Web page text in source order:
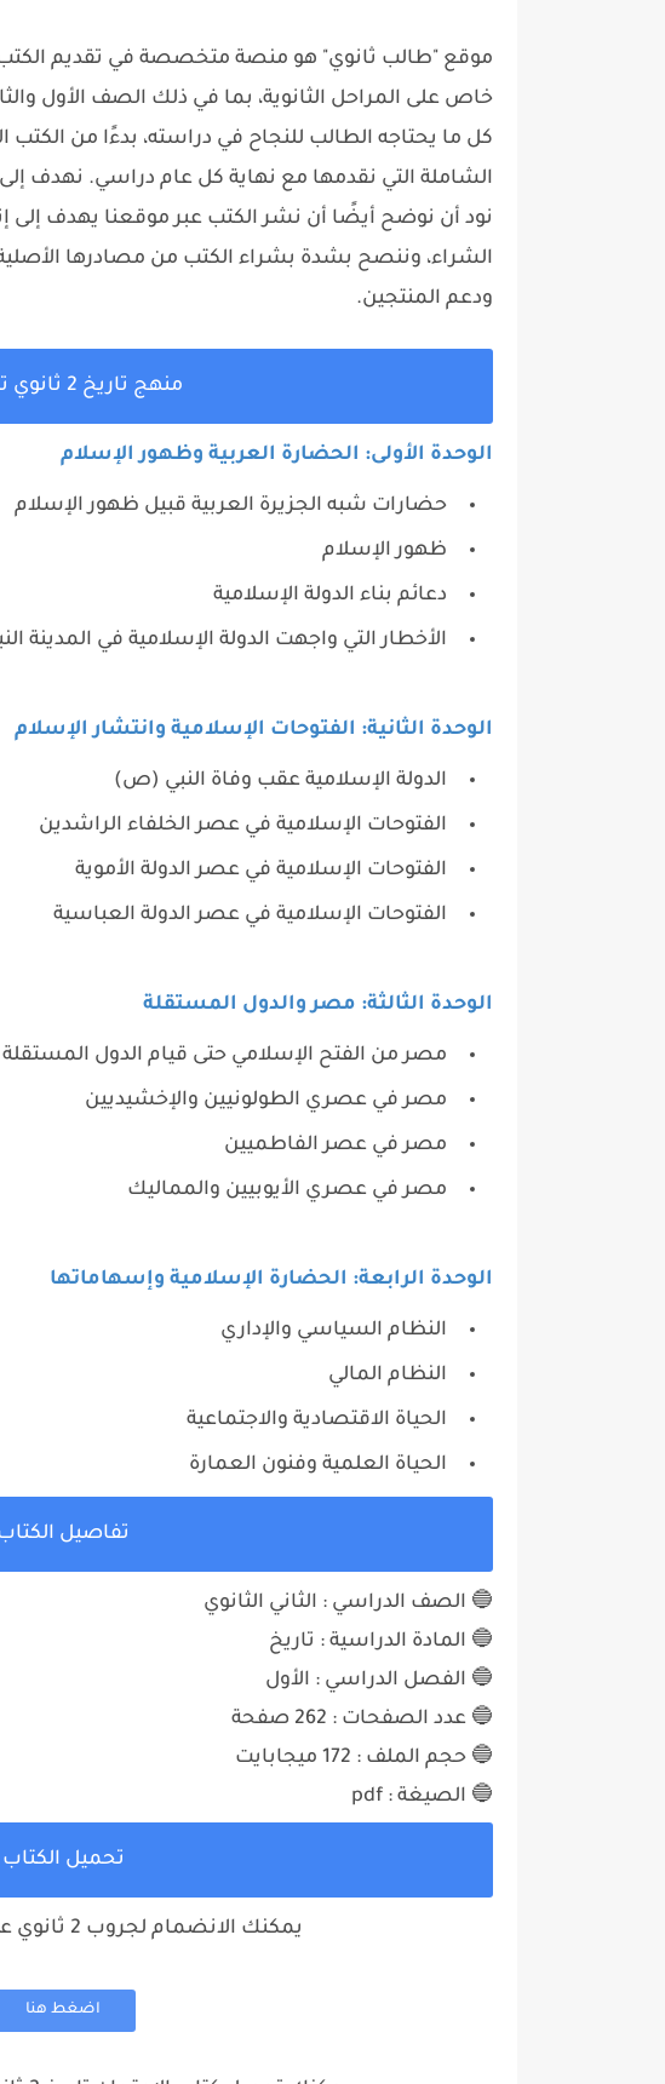
موقع "طالب ثانوي" هو منصة متخصصة في تقديم الكتب
خاص على المراحل الثانوية، بما في ذلك الصف الأول
كل ما يحتاجه الطالب للنجاح في دراسته، بدءًا من الكتب
الشاملة التي نقدمها مع نهاية كل عام دراسي. نهدف
نود أن نوضح أيضًا أن نشر الكتب عبر موقعنا يهدف إلى
الشراء، وننصح بشدة بشراء الكتب من مصادرها
ودعم المنتجين.
منهج تاريخ 2 ثانوي ترم اول
الوحدة الأولى: الحضارة العربية وظهور الإسلام
حضارات شبه الجزيرة العربية قبيل ظهور الإسلام
ظهور الإسلام
دعائم بناء الدولة الإسلامية
الأخطار التي واجهت الدولة الإسلامية في المدينة
الوحدة الثانية: الفتوحات الإسلامية وانتشار الإسلام
الدولة الإسلامية عقب وفاة النبي (ص)
الفتوحات الإسلامية في عصر الخلفاء الراشدين
الفتوحات الإسلامية في عصر الدولة الأموية
الفتوحات الإسلامية في عصر الدولة العباسية
الوحدة الثالثة: مصر والدول المستقلة
مصر من الفتح الإسلامي حتى قيام الدول المستقلة
مصر في عصري الطولونيين والإخشيديين
مصر في عصر الفاطميين
مصر في عصري الأيوبيين والمماليك
الوحدة الرابعة: الحضارة الإسلامية وإسهاماتها
النظام السياسي والإداري
النظام المالي
الحياة الاقتصادية والاجتماعية
الحياة العلمية وفنون العمارة
تفاصيل
🔵 الصف الدراسي : الثاني الثانوي
🔵 المادة الدراسية : تاريخ
🔵 الفصل الدراسي : الأول
🔵 عدد الصفحات : 262 صفحة
🔵 حجم الملف : 172 ميجابايت
🔵 الصيغة : pdf
تحميل الكتاب
يمكنك الانضمام لجروب 2 ثانوي علي تليجرام من هنا
اضغط هنا